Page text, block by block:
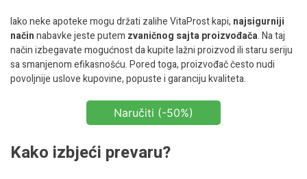
Iako neke apoteke mogu držati zalihe VitaProst kapi, najsigurniji
načinnabavke jeste putem zvaničnog sajta proizvođača. Na taj
način izbegavate mogućnost da kupite lažni proizvod ili staru seriju
sa smanjenom efikasnošću. Pored toga, proizvođač često nudi
povoljnije uslove kupovine, popuste i garanciju kvaliteta.
Naručiti (-50%)
Kako izbjeći prevaru?